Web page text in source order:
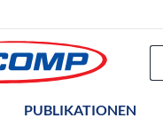
PUBLIKATIONEN